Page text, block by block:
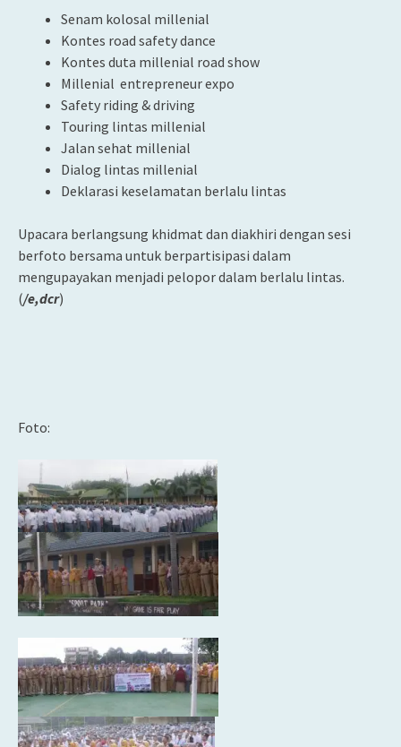
Senam kolosal millenial
Kontes road safety dance
Kontes duta millenial road show
Millenial entrepreneur expo
Safety riding & driving
Touring lintas millenial
Jalan sehat millenial
Dialog lintas millenial
Deklarasi keselamatan berlalu lintas
Upacara berlangsung khidmat dan diakhiri dengan sesi
berfoto bersama untuk berpartisipasi dalam
mengupayakan menjadi pelopor dalam berlalu lintas.
(/e,dcr)
Foto: